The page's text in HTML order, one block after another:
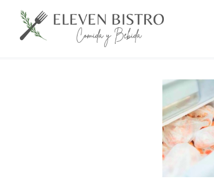
Saltar
contenido